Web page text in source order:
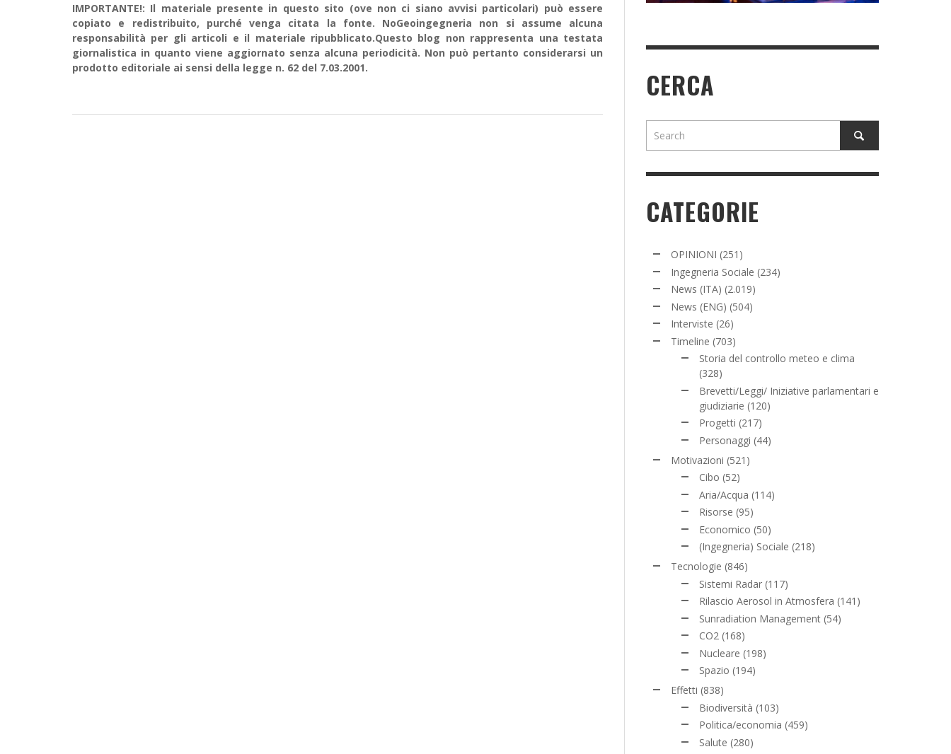
IMPORTANTE!: Il materiale presente in questo sito (ove non ci siano avvisi particolari) può essere
copiato e redistribuito, purché venga citata la fonte. NoGeoingegneria non si assume alcuna
responsabilità per gli articoli e il materiale ripubblicato.Questo blog non rappresenta una testata
giornalistica in quanto viene aggiornato senza alcuna periodicità. Non può pertanto considerarsi un
prodotto editoriale ai sensi della legge n. 62 del 7.03.2001.
CERCA
CATEGORIE
OPINIONI (251)
Ingegneria Sociale (234)
News (ITA) (2.019)
News (ENG) (504)
Interviste (26)
Timeline (703)
Storia del controllo meteo e clima
(328)
Brevetti/Leggi/ Iniziative parlamentari e
giudiziarie (120)
Progetti (217)
Personaggi (44)
Motivazioni (521)
Cibo (52)
Aria/Acqua (114)
Risorse (95)
Economico (50)
(Ingegneria) Sociale (218)
Tecnologie (846)
Sistemi Radar (117)
Rilascio Aerosol in Atmosfera (141)
Sunradiation Management (54)
CO2 (168)
Nucleare (198)
Spazio (194)
Effetti (838)
Biodiversità (103)
Politica/economia (459)
Salute (280)